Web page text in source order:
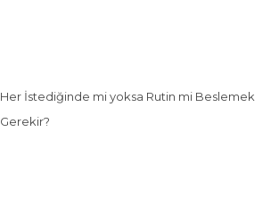
Her İstediğinde mi yoksa Rutin mi Beslemek
Gerekir?